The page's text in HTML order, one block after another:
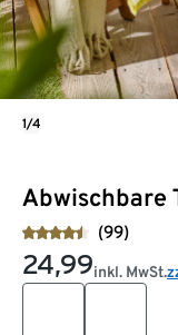
Abwischbare
(99)
24,99inkl. MwSt.
1/4